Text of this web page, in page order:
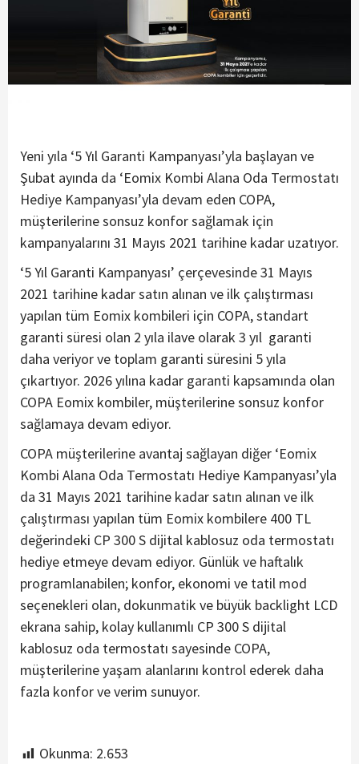
Yeni yıla ‘5 Yıl Garanti Kampanyası’yla başlayan ve
Şubat ayında da ‘Eomix Kombi Alana Oda Termostatı
Hediye Kampanyası’yla devam eden COPA,
müşterilerine sonsuz konfor sağlamak için
kampanyalarını 31 Mayıs 2021 tarihine kadar uzatıyor.
‘5 Yıl Garanti Kampanyası’ çerçevesinde 31 Mayıs
2021 tarihine kadar satın alınan ve ilk çalıştırması
yapılan tüm Eomix kombileri için COPA, standart
garanti süresi olan 2 yıla ilave olarak 3 yıl garanti
daha veriyor ve toplam garanti süresini 5 yıla
çıkartıyor. 2026 yılına kadar garanti kapsamında olan
COPA Eomix kombiler, müşterilerine sonsuz konfor
sağlamaya devam ediyor.
COPA müşterilerine avantaj sağlayan diğer ‘Eomix
Kombi Alana Oda Termostatı Hediye Kampanyası’yla
da 31 Mayıs 2021 tarihine kadar satın alınan ve ilk
çalıştırması yapılan tüm Eomix kombilere 400 TL
değerindeki CP 300 S dijital kablosuz oda termostatı
hediye etmeye devam ediyor. Günlük ve haftalık
programlanabilen; konfor, ekonomi ve tatil mod
seçenekleri olan, dokunmatik ve büyük backlight LCD
ekrana sahip, kolay kullanımlı CP 300 S dijital
kablosuz oda termostatı sayesinde COPA,
müşterilerine yaşam alanlarını kontrol ederek daha
fazla konfor ve verim sunuyor.
Okunma: 2.653